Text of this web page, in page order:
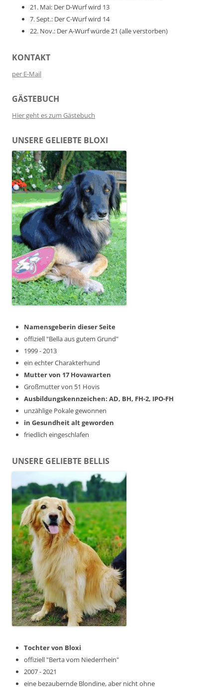
21. Mai: Der D-Wurf wird 13
7. Sept.: Der C-Wurf wird 14
22. Nov.: Der A-Wurf würde 21 (alle verstorben)
KONTAKT
per E-Mail
GÄSTEBUCH
Hier geht es zum Gästebuch
UNSERE GELIEBTE BLOXI
Namensgeberin dieser Seite
offiziell "Bella aus gutem Grund"
1999 - 2013
ein echter Charakterhund
Mutter von 17 Hovawarten
Großmutter von 51 Hovis
Ausbildungskennzeichen: AD, BH, FH-2, IPO-FH
unzählige Pokale gewonnen
in Gesundheit alt geworden
friedlich eingeschlafen
UNSERE GELIEBTE BELLIS
Tochter von Bloxi
offiziell "Berta vom Niederrhein"
2007 - 2021
eine bezaubernde Blondine, aber nicht ohne